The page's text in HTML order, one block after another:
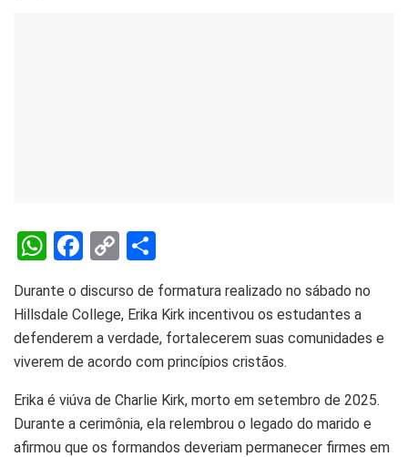
W
at
s
A
p
p
F
ce
b
o
o
k
C
py
Li
n
k
h
ar
e
Durante o discurso de formatura realizado no sábado no
Hillsdale College, Erika Kirk incentivou os estudantes a
defenderem a verdade, fortalecerem suas comunidades e
viverem de acordo com princípios cristãos.
Erika é viúva de Charlie Kirk, morto em setembro de 2025.
Durante a cerimônia, ela relembrou o legado do marido e
afirmou que os formandos deveriam permanecer firmes em